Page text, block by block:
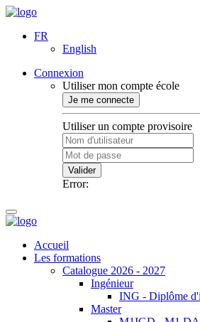
FR
English
Connexion
Utiliser mon compte école
Je me connecte
Utiliser un compte provisoire
Valider
Error:
Accueil
Les formations
Catalogue 2026 - 2027
Ingénieur
ING - Diplôme
Master